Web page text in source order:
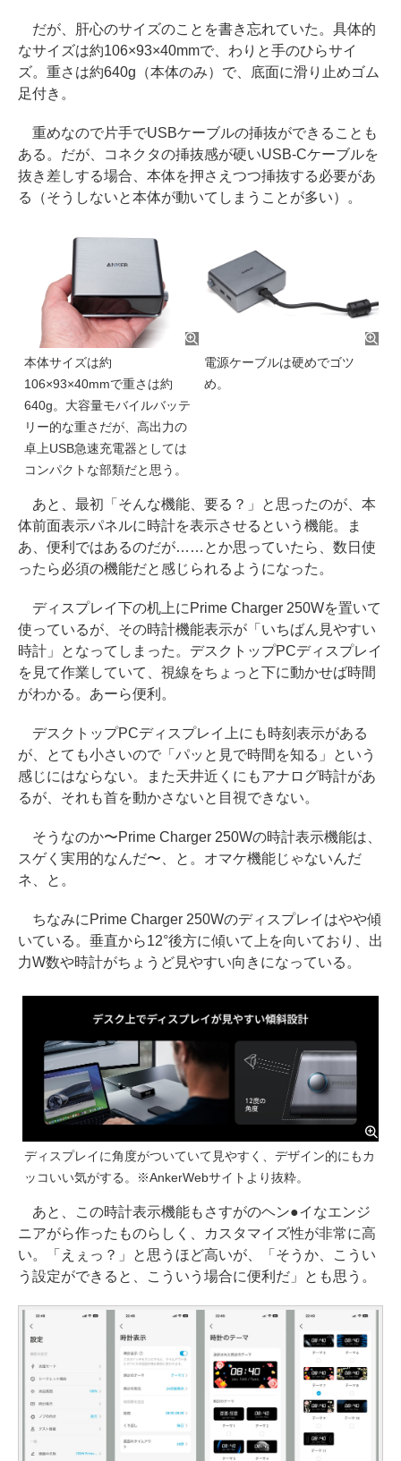
だが、肝心のサイズのことを書き忘れていた。具体的
なサイズは約106×93×40mmで、わりと手のひらサイ
ズ。重さは約640g（本体のみ）で、底面に滑り止めゴム
足付き。
重めなので片手でUSBケーブルの挿抜ができることも
ある。だが、コネクタの挿抜感が硬いUSB-Cケーブルを
抜き差しする場合、本体を押さえつつ挿抜する必要があ
る（そうしないと本体が動いてしまうことが多い）。
本体サイズは約
106×93×40mmで重さは約
640g。大容量モバイルバッテ
リー的な重さだが、高出力の
卓上USB急速充電器としては
コンパクトな部類だと思う。
電源ケーブルは硬めでゴツ
め。
あと、最初「そんな機能、要る？」と思ったのが、本
体前面表示パネルに時計を表示させるという機能。ま
あ、便利ではあるのだが……とか思っていたら、数日使
ったら必須の機能だと感じられるようになった。
ディスプレイ下の机上にPrime Charger 250Wを置いて
使っているが、その時計機能表示が「いちばん見やすい
時計」となってしまった。デスクトップPCディスプレイ
を見て作業していて、視線をちょっと下に動かせば時間
がわかる。あーら便利。
デスクトップPCディスプレイ上にも時刻表示がある
が、とても小さいので「パッと見で時間を知る」という
感じにはならない。また天井近くにもアナログ時計があ
るが、それも首を動かさないと目視できない。
そうなのか〜Prime Charger 250Wの時計表示機能は、
スゲく実用的なんだ〜、と。オマケ機能じゃないんだ
ネ、と。
ちなみにPrime Charger 250Wのディスプレイはやや傾
いている。垂直から12°後方に傾いて上を向いており、出
力W数や時計がちょうど見やすい向きになっている。
ディスプレイに角度がついていて見やすく、デザイン的にもカ
ッコいい気がする。※AnkerWebサイトより抜粋。
あと、この時計表示機能もさすがのヘン●イなエンジ
ニアがら作ったものらしく、カスタマイズ性が非常に高
い。「えぇっ？」と思うほど高いが、「そうか、こうい
う設定ができると、こういう場合に便利だ」とも思う。